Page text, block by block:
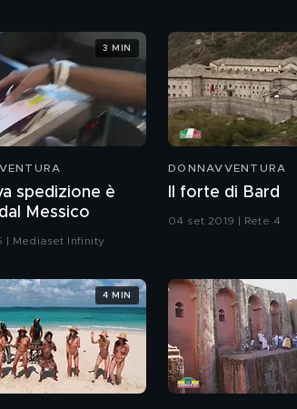
spedizione è
Messico
| Mediaset Infinity
3 MIN
DONNAVVENTURA
Il forte di Bard
04 set 2019 | Rete 4
4 MIN